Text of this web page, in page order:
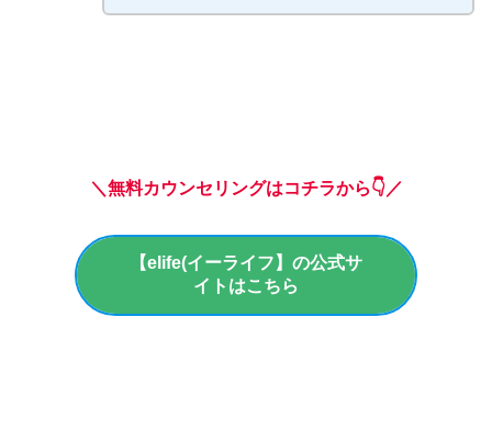
＼無料カウンセリングはコチラから👇／
【elife(イーライフ】の公式サ
イトはこちら